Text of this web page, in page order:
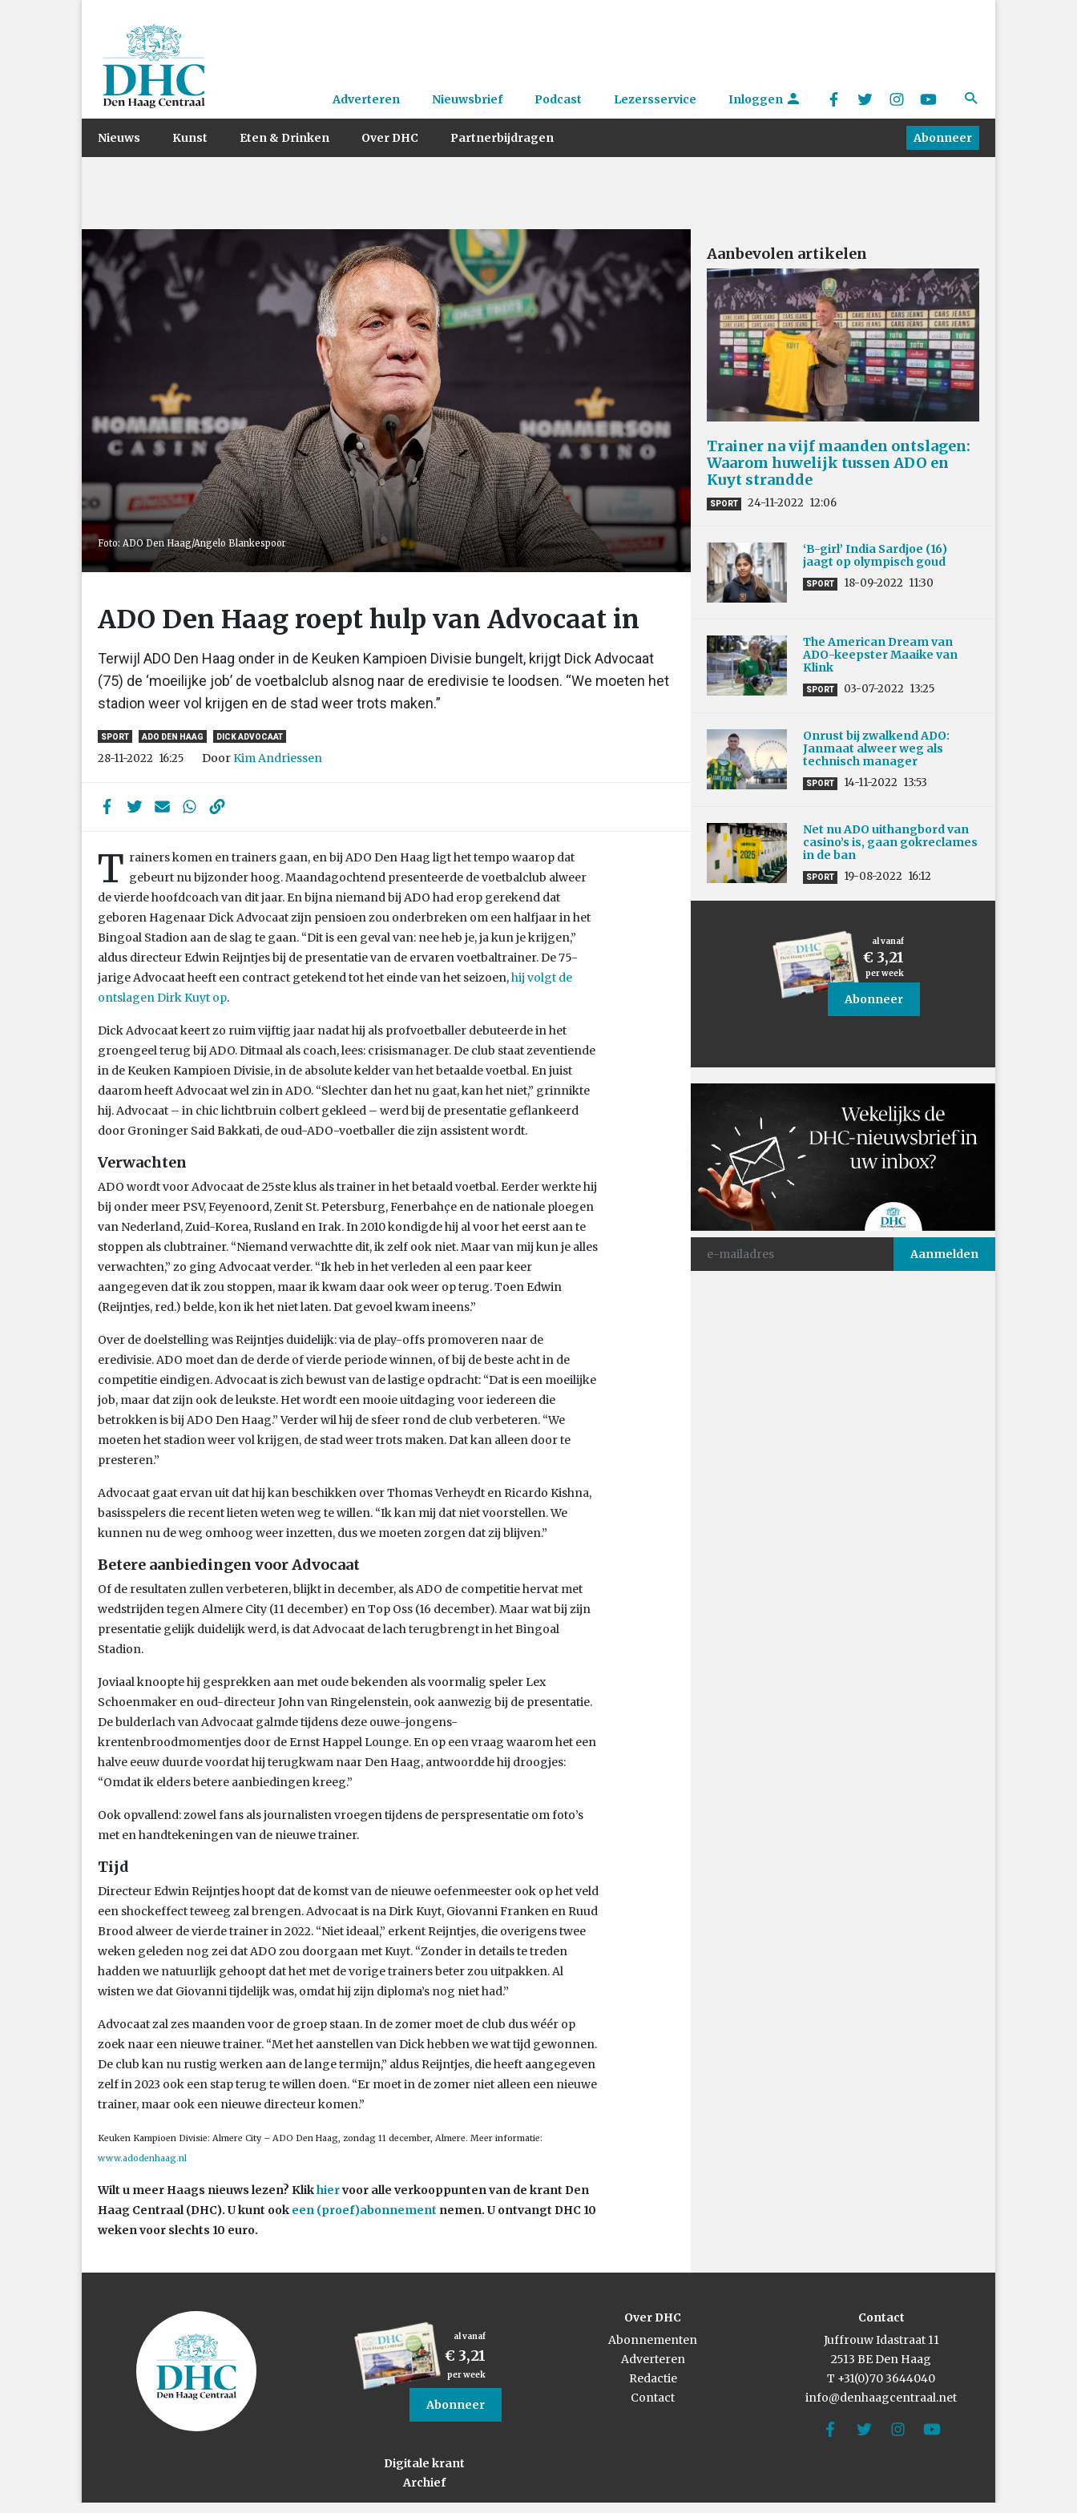
Adverteren Nieuwsbrief Podcast Lezersservice Inloggen
Nieuws Kunst Eten & Drinken Over DHC Partnerbijdragen Abonneer
Foto: ADO Den Haag/Angelo Blankespoor
ADO Den Haag roept hulp van Advocaat in
Terwijl ADO Den Haag onder in de Keuken Kampioen Divisie bungelt, krijgt Dick Advocaat
(75) de ‘moeilijke job’ de voetbalclub alsnog naar de eredivisie te loodsen. “We moeten het
stadion weer vol krijgen en de stad weer trots maken.”
SPORT ADO DEN HAAG DICK ADVOCAAT
28-11-2022 16:25 DoorKim Andriessen
T rainers komen en trainers gaan, en bij ADO Den Haag ligt het tempo waarop dat
gebeurt nu bijzonder hoog. Maandagochtend presenteerde de voetbalclub alweer
de vierde hoofdcoach van dit jaar. En bijna niemand bij ADO had erop gerekend dat
geboren Hagenaar Dick Advocaat zijn pensioen zou onderbreken om een halfjaar in het
Bingoal Stadion aan de slag te gaan. “Dit is een geval van: nee heb je, ja kun je krijgen,”
aldus directeur Edwin Reijntjes bij de presentatie van de ervaren voetbaltrainer. De 75-
jarige Advocaat heeft een contract getekend tot het einde van het seizoen,hij volgt de
ontslagen Dirk Kuyt op.
Dick Advocaat keert zo ruim vijftig jaar nadat hij als profvoetballer debuteerde in het
groengeel terug bij ADO. Ditmaal als coach, lees: crisismanager. De club staat zeventiende
in de Keuken Kampioen Divisie, in de absolute kelder van het betaalde voetbal. En juist
daarom heeft Advocaat wel zin in ADO. “Slechter dan het nu gaat, kan het niet,” grinnikte
hij. Advocaat – in chic lichtbruin colbert gekleed – werd bij de presentatie geflankeerd
door Groninger Said Bakkati, de oud-ADO-voetballer die zijn assistent wordt.
Verwachten
ADO wordt voor Advocaat de 25ste klus als trainer in het betaald voetbal. Eerder werkte hij
bij onder meer PSV, Feyenoord, Zenit St. Petersburg, Fenerbahçe en de nationale ploegen
van Nederland, Zuid-Korea, Rusland en Irak. In 2010 kondigde hij al voor het eerst aan te
stoppen als clubtrainer. “Niemand verwachtte dit, ik zelf ook niet. Maar van mij kun je alles
verwachten,” zo ging Advocaat verder. “Ik heb in het verleden al een paar keer
aangegeven dat ik zou stoppen, maar ik kwam daar ook weer op terug. Toen Edwin
(Reijntjes, red.) belde, kon ik het niet laten. Dat gevoel kwam ineens.”
Over de doelstelling was Reijntjes duidelijk: via de play-offs promoveren naar de
eredivisie. ADO moet dan de derde of vierde periode winnen, of bij de beste acht in de
competitie eindigen. Advocaat is zich bewust van de lastige opdracht: “Dat is een moeilijke
job, maar dat zijn ook de leukste. Het wordt een mooie uitdaging voor iedereen die
betrokken is bij ADO Den Haag.” Verder wil hij de sfeer rond de club verbeteren. “We
moeten het stadion weer vol krijgen, de stad weer trots maken. Dat kan alleen door te
presteren.”
Advocaat gaat ervan uit dat hij kan beschikken over Thomas Verheydt en Ricardo Kishna,
basisspelers die recent lieten weten weg te willen. “Ik kan mij dat niet voorstellen. We
kunnen nu de weg omhoog weer inzetten, dus we moeten zorgen dat zij blijven.”
Betere aanbiedingen voor Advocaat
Of de resultaten zullen verbeteren, blijkt in december, als ADO de competitie hervat met
wedstrijden tegen Almere City (11 december) en Top Oss (16 december). Maar wat bij zijn
presentatie gelijk duidelijk werd, is dat Advocaat de lach terugbrengt in het Bingoal
Stadion.
Joviaal knoopte hij gesprekken aan met oude bekenden als voormalig speler Lex
Schoenmaker en oud-directeur John van Ringelenstein, ook aanwezig bij de presentatie.
De bulderlach van Advocaat galmde tijdens deze ouwe-jongens-
krentenbroodmomentjes door de Ernst Happel Lounge. En op een vraag waarom het een
halve eeuw duurde voordat hij terugkwam naar Den Haag, antwoordde hij droogjes:
“Omdat ik elders betere aanbiedingen kreeg.”
Ook opvallend: zowel fans als journalisten vroegen tijdens de perspresentatie om foto’s
met en handtekeningen van de nieuwe trainer.
Tijd
Directeur Edwin Reijntjes hoopt dat de komst van de nieuwe oefenmeester ook op het veld
een shockeffect teweeg zal brengen. Advocaat is na Dirk Kuyt, Giovanni Franken en Ruud
Brood alweer de vierde trainer in 2022. “Niet ideaal,” erkent Reijntjes, die overigens twee
weken geleden nog zei dat ADO zou doorgaan met Kuyt. “Zonder in details te treden
hadden we natuurlijk gehoopt dat het met de vorige trainers beter zou uitpakken. Al
wisten we dat Giovanni tijdelijk was, omdat hij zijn diploma’s nog niet had.”
Advocaat zal zes maanden voor de groep staan. In de zomer moet de club dus wéér op
zoek naar een nieuwe trainer. “Met het aanstellen van Dick hebben we wat tijd gewonnen.
De club kan nu rustig werken aan de lange termijn,” aldus Reijntjes, die heeft aangegeven
zelf in 2023 ook een stap terug te willen doen. “Er moet in de zomer niet alleen een nieuwe
trainer, maar ook een nieuwe directeur komen.”
Keuken Kampioen Divisie: Almere City – ADO Den Haag, zondag 11 december, Almere. Meer informatie:
www.adodenhaag.nl
Wilt u meer Haags nieuws lezen? Klikhiervoor alle verkooppunten van de krant Den
Haag Centraal (DHC). U kunt ook een (proef)abonnement nemen. U ontvangt DHC 10
weken voor slechts 10 euro.
Aanbevolen artikelen
Trainer na vijf maanden ontslagen:
Waarom huwelijk tussen ADO en
Kuyt strandde
SPORT 24-11-2022 12:06
‘B-girl’ India Sardjoe (16)
jaagt op olympisch goud
SPORT 18-09-2022 11:30
The American Dream van
ADO-keepster Maaike van
Klink
SPORT 03-07-2022 13:25
Onrust bij zwalkend ADO:
Janmaat alweer weg als
technisch manager
SPORT 14-11-2022 13:53
Net nu ADO uithangbord van
casino’s is, gaan gokreclames
in de ban
SPORT 19-08-2022 16:12
al vanaf
€ 3,21
per week
Abonneer
al vanaf
€ 3,21
per week
Abonneer
Digitale krant
Archief
Over DHC
Abonnementen
Adverteren
Redactie
Contact
Contact
Juffrouw Idastraat 11
2513 BE Den Haag
T +31(0)70 3644040
info@denhaagcentraal.net